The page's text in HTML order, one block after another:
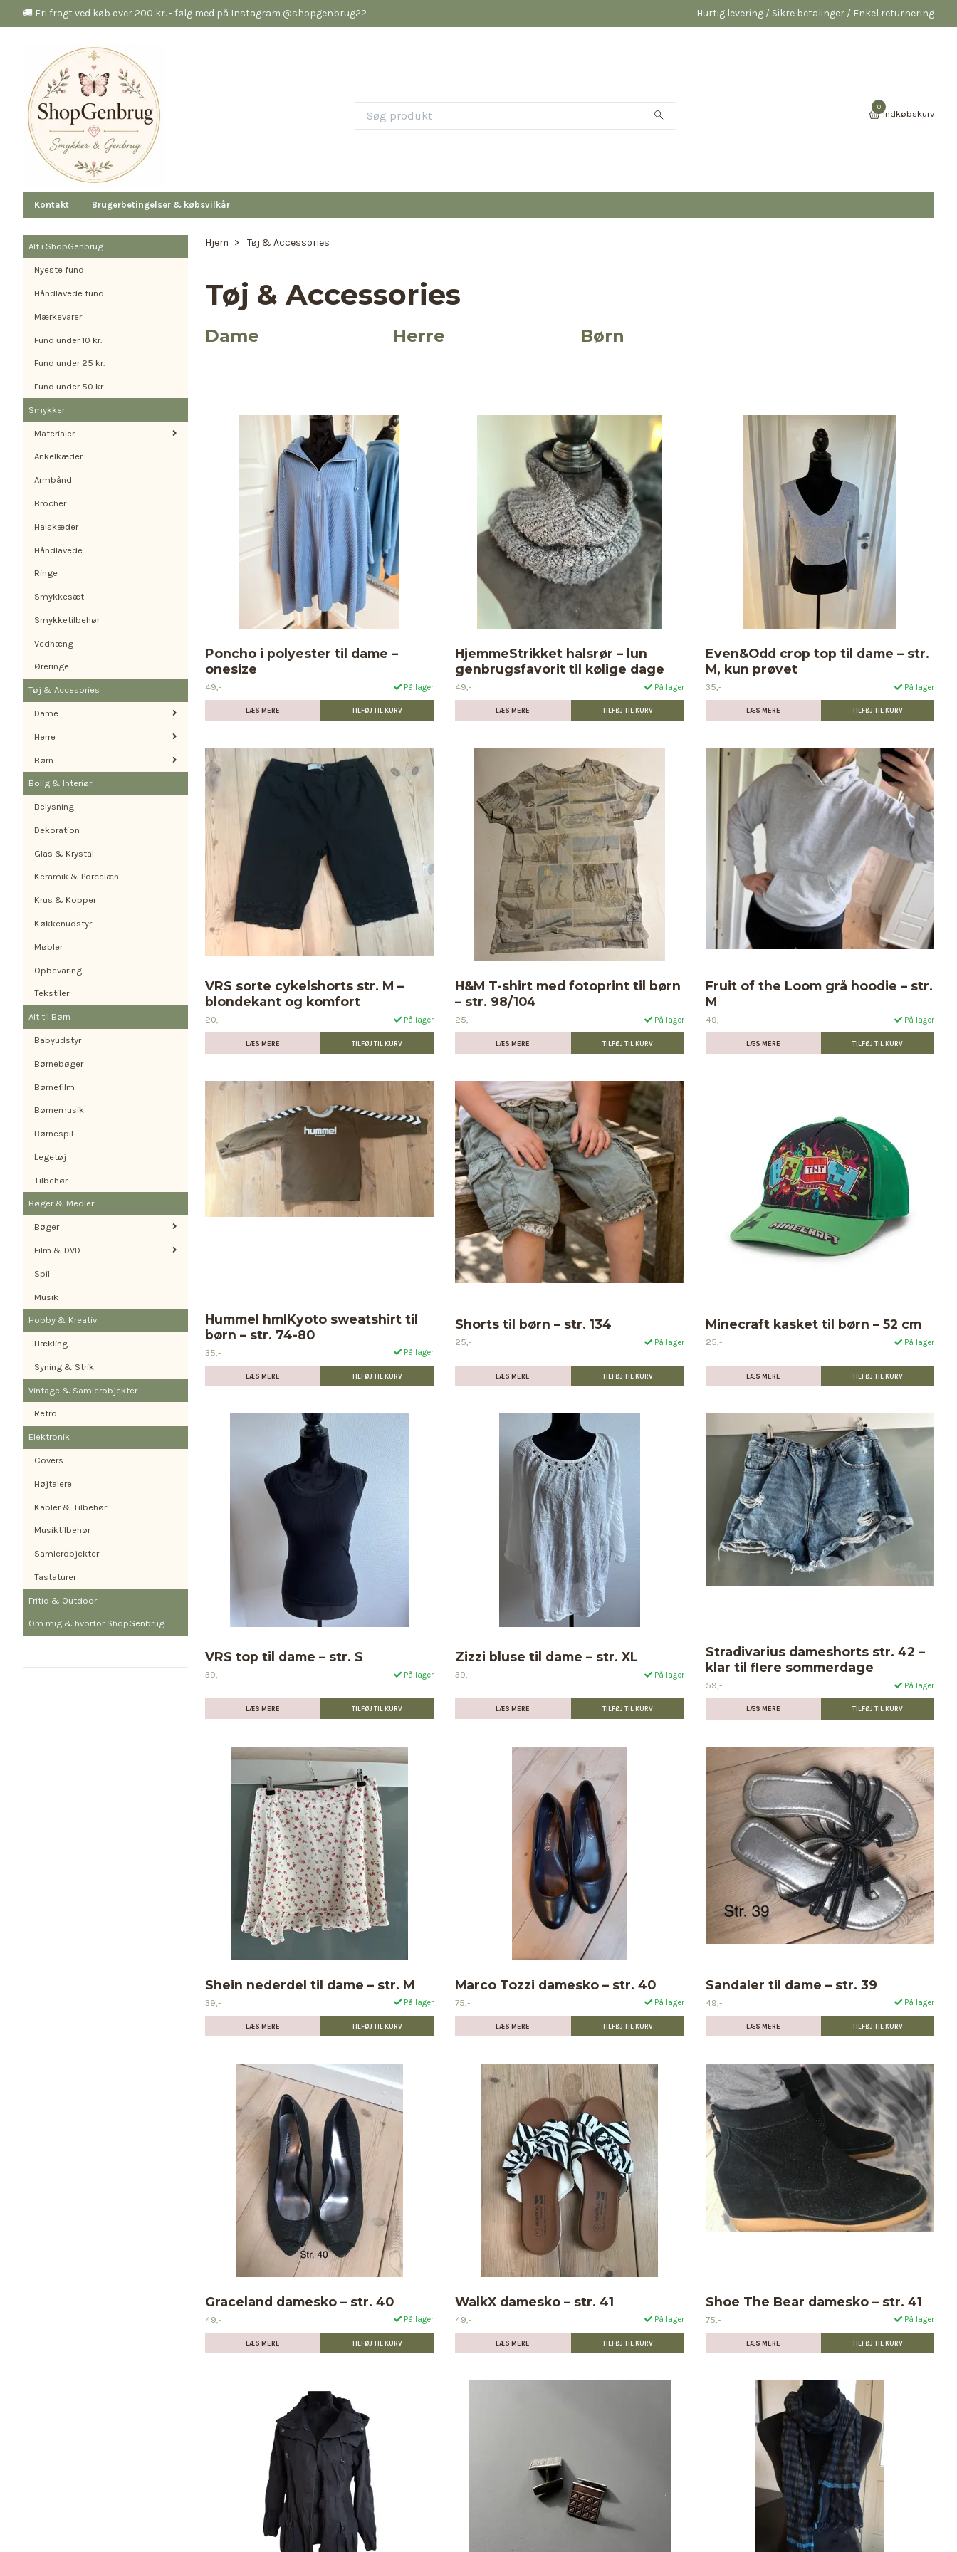
🚚 Fri fragt ved køb over 200 kr. - følg med på Instagram @shopgenbrug22 Hurtig levering / Sikre betalinger / Enkel returnering
0
Indkøbskurv
Kontakt Brugerbetingelser & købsvilkår
Alt i ShopGenbrug
Nyeste fund
Håndlavede fund
Mærkevarer
Fund under 10 kr.
Fund under 25 kr.
Fund under 50 kr.
Smykker
Materialer
Ankelkæder
Armbånd
Brocher
Halskæder
Håndlavede
Ringe
Smykkesæt
Smykketilbehør
Vedhæng
Øreringe
Tøj & Accesories
Dame
Herre
Børn
Bolig & Interiør
Belysning
Dekoration
Glas & Krystal
Keramik & Porcelæn
Krus & Kopper
Køkkenudstyr
Møbler
Opbevaring
Tekstiler
Alt til Børn
Babyudstyr
Børnebøger
Børnefilm
Børnemusik
Børnespil
Legetøj
Tilbehør
Bøger & Medier
Bøger
Film & DVD
Spil
Musik
Hobby & Kreativ
Hækling
Syning & Strik
Vintage & Samlerobjekter
Retro
Elektronik
Covers
Højtalere
Kabler & Tilbehør
Musiktilbehør
Samlerobjekter
Tastaturer
Fritid & Outdoor
Om mig & hvorfor ShopGenbrug
Hjem Tøj & Accessories
Tøj & Accessories
Dame Herre Børn
Poncho i polyester til dame –
onesize
49,- På lager
LÆS MERE
HjemmeStrikket halsrør – lun
genbrugsfavorit til kølige dage
49,- På lager
LÆS MERE
Even&Odd crop top til dame – str.
M, kun prøvet
35,- På lager
LÆS MERE
VRS sorte cykelshorts str. M –
blondekant og komfort
20,- På lager
LÆS MERE
H&M T-shirt med fotoprint til børn
– str. 98/104
25,- På lager
LÆS MERE
Fruit of the Loom grå hoodie – str.
M
49,- På lager
LÆS MERE
Hummel hmlKyoto sweatshirt til
børn – str. 74-80
35,- På lager
LÆS MERE
Shorts til børn – str. 134
25,- På lager
LÆS MERE
Minecraft kasket til børn – 52 cm
25,- På lager
LÆS MERE
VRS top til dame – str. S
39,- På lager
LÆS MERE
Zizzi bluse til dame – str. XL
39,- På lager
LÆS MERE
Stradivarius dameshorts str. 42 –
klar til flere sommerdage
59,- På lager
LÆS MERE
Shein nederdel til dame – str. M
39,- På lager
LÆS MERE
Marco Tozzi damesko – str. 40
75,- På lager
LÆS MERE
Sandaler til dame – str. 39
49,- På lager
LÆS MERE
Graceland damesko – str. 40
49,- På lager
LÆS MERE
WalkX damesko – str. 41
49,- På lager
LÆS MERE
Shoe The Bear damesko – str. 41
75,- På lager
LÆS MERE